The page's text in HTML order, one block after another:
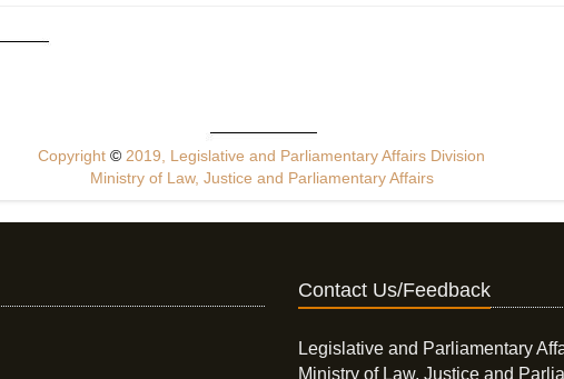
Copyright© 2019, Legislative and Parliamentary Affairs Division
Ministry of Law, Justice and Parliamentary Affairs
Contact Us/Feedback
Legislative and Parliamentary
Ministry of Law, Justice and